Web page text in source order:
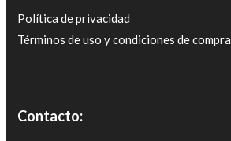
Política de privacidad
Términos de uso y condiciones de compra
Contacto: